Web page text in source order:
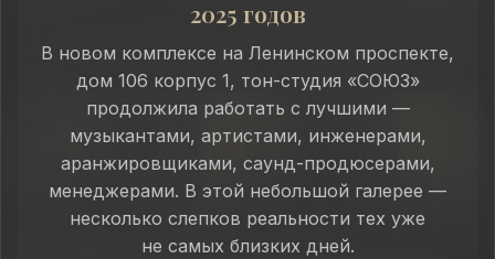
2025 годов
В новом комплексе на Ленинском проспекте,
дом 106 корпус 1, тон-студия «СОЮЗ»
продолжила работать с лучшими —
музыкантами, артистами, инженерами,
аранжировщиками, саунд-продюсерами,
менеджерами. В этой небольшой галерее —
несколько слепков реальности тех уже
не самых близких дней.